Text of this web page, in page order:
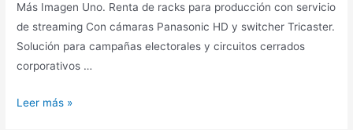
Más Imagen Uno. Renta de racks para producción con servicio
de streaming Con cámaras Panasonic HD y switcher Tricaster.
Solución para campañas electorales y circuitos cerrados
corporativos …
MÁS
Leer más »